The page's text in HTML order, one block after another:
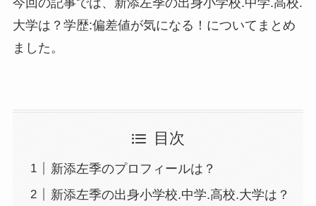
大学は？学歴:偏差値が気になる！についてまとめ
ました。
目次
新添左季のプロフィールは？
新添左季の出身小学校.中学.高校.大学は？